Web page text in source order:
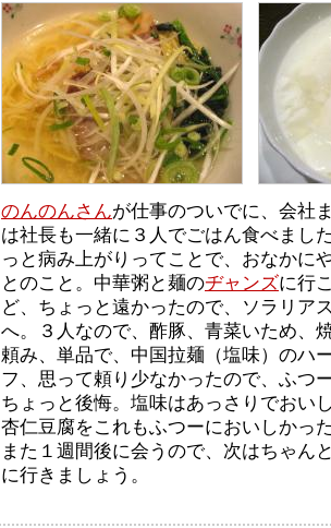
のんのんさんが仕事のついでに、会社
は社長も一緒に３人でごはん食べまし
っと病み上がりってことで、おなかに
とのこと。中華粥と麺のヂャンズに行
ど、ちょっと遠かったので、ソラリア
へ。３人なので、酢豚、青菜いため、
頼み、単品で、中国拉麺（塩味）のハ
フ、思って頼り少なかったので、ふつ
ちょっと後悔。塩味はあっさりでおい
杏仁豆腐をこれもふつーにおいしかっ
また１週間後に会うので、次はちゃん
に行きましょう。